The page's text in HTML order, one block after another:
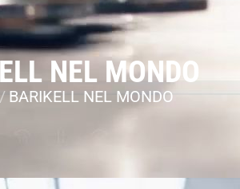
NEL MONDO
BARIKELL NEL MONDO